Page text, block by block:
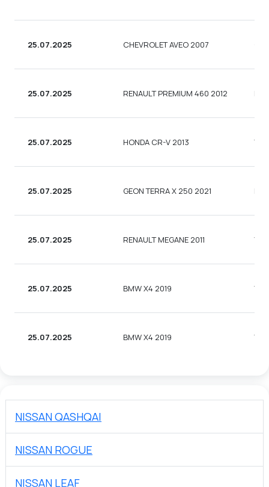
25.07.2025 CHEVROLET AVEO 2007
25.07.2025 RENAULT PREMIUM 460 2012
25.07.2025 HONDA CR-V 2013
25.07.2025 GEON TERRA X 250 2021
25.07.2025 RENAULT MEGANE 2011
25.07.2025 BMW X4 2019
25.07.2025 BMW X4 2019
NISSAN QASHQAI
NISSAN ROGUE
NISSAN LEAF